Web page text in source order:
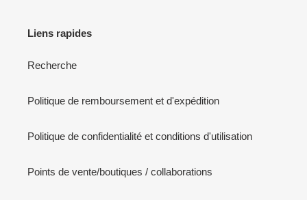
Liens rapides
Recherche
Politique de remboursement et d'expédition
Politique de confidentialité et conditions d'utilisation
Points de vente/boutiques / collaborations